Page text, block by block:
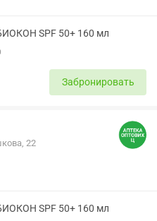
SPF 50+ 160 мл
Забронировать
22
SPF 50+ 160 мл